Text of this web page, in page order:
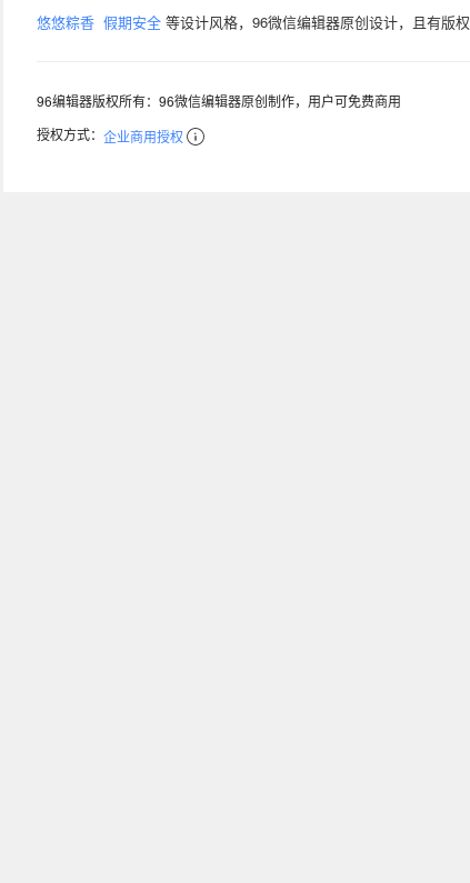
悠悠粽香 假期安全 等设计风格，96微信编辑器原创设计，且有版权
96编辑器版权所有：96微信编辑器原创制作，用户可免费商用
授权方式： 企业商用授权